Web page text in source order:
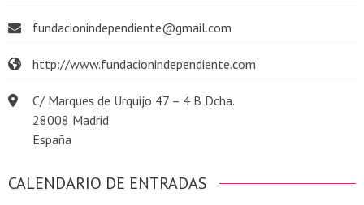
fundacionindependiente@gmail.com
http://www.fundacionindependiente.com
C/ Marques de Urquijo 47 – 4 B Dcha.
28008 Madrid
España
CALENDARIO DE ENTRADAS